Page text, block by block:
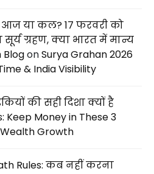
आज या कल? 17 फरवरी को
ग्रहण, क्या भारत में मान्य
onSurya Grahan 2026
& India Visibility
की सही दिशा क्यों है
Keep Money in These 3
Growth
Rules: कब नहीं करना